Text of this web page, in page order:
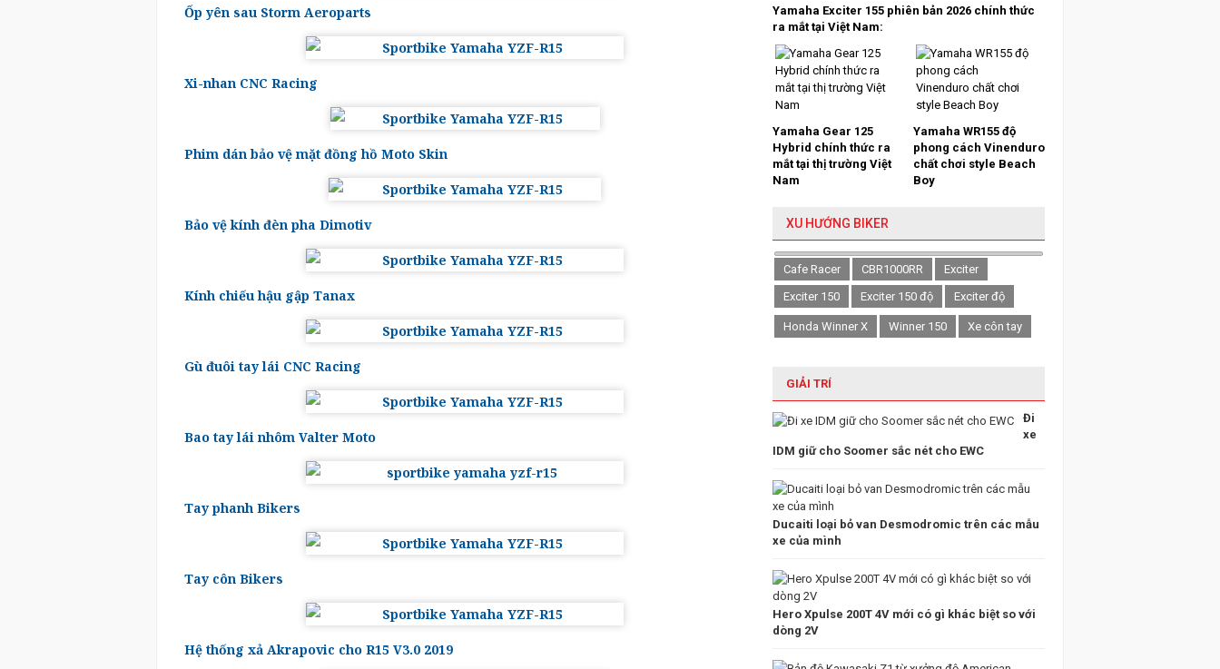
Ốp yên sau Storm Aeroparts
Xi-nhan CNC Racing
Phim dán bảo vệ mặt đồng hồ Moto Skin
Bảo vệ kính đèn pha Dimotiv
Kính chiếu hậu gập Tanax
Gù đuôi tay lái CNC Racing
Bao tay lái nhôm Valter Moto
Tay phanh Bikers
Tay côn Bikers
Hệ thống xả Akrapovic cho R15 V3.0 2019
Yamaha Exciter 155 phiên bản 2026 chính thức
ra mắt tại Việt Nam:
Yamaha Gear 125
Hybrid chính thức ra
mắt tại thị trường Việt
Nam
Yamaha WR155 độ
phong cách Vinenduro
chất chơi style Beach
Boy
XU HƯỚNG BIKER
Cafe Racer CBR1000RR
Exciter
Exciter 150
Exciter 150 độ Exciter độ
Honda Winner X Winner 150 Xe côn tay
GIẢI TRÍ
Đi
xe
IDM giữ cho Soomer sắc nét cho EWC
Ducaiti loại bỏ van Desmodromic trên các mẫu
xe của mình
Hero Xpulse 200T 4V mới có gì khác biệt so với
dòng 2V